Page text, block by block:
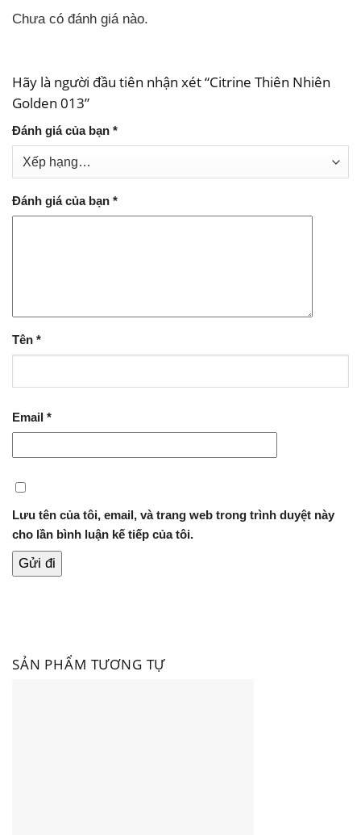
Chưa có đánh giá nào.
Hãy là người đầu tiên nhận xét “Citrine Thiên Nhiên
Golden 013”
Đánh giá của bạn *
Đánh giá của bạn *
Tên *
Email *
Lưu tên của tôi, email, và trang web trong trình duyệt này
cho lần bình luận kế tiếp của tôi.
SẢN PHẨM TƯƠNG TỰ